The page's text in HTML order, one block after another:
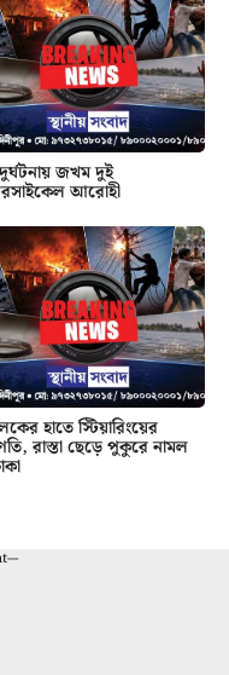
জখম দুই
আরোহী
হাতে স্টিয়ারিংয়ের
রাস্তা ছেড়ে পুকুরে নামল